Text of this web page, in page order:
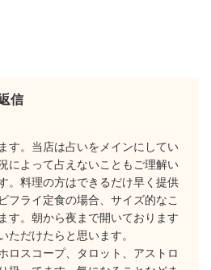
信
す。当店は占いをメインにしてい
によって占えないこともご理解い
。料理の方はできるだけ早く提供
フライ定食の場合、サイズ的なこ
す。朝から夜まで開いております
ただけたらと思います。
ロスコープ、タロット、アストロ